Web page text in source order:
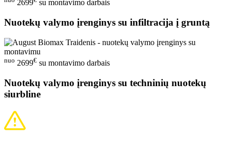
2699 su montavimo darbais
Nuotekų valymo įrenginys su infiltracija į gruntą
nuo 2699€ su montavimo darbais
Nuotekų valymo įrenginys su techninių nuotekų
siurbline